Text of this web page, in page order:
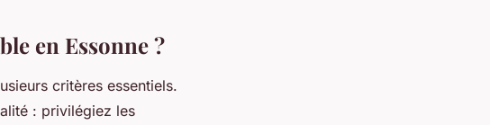
en Essonne ?
critères essentiels.
: privilégiez les